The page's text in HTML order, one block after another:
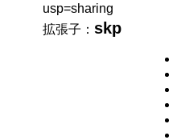
usp=sharing
拡張子：skp